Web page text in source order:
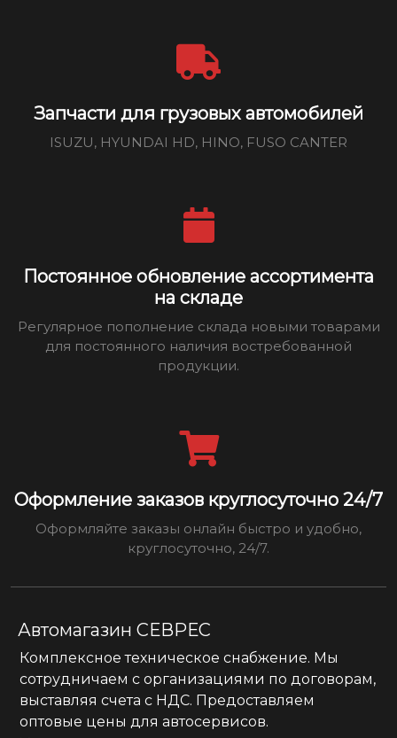
Запчасти для грузовых автомобилей
ISUZU, HYUNDAI HD, HINO, FUSO CANTER
Постоянное обновление ассортимента
на складе
Регулярное пополнение склада новыми товарами
для постоянного наличия востребованной
продукции.
Оформление заказов круглосуточно 24/7
Оформляйте заказы онлайн быстро и удобно,
круглосуточно, 24/7.
Автомагазин СЕВРЕС
Комплексное техническое снабжение. Мы
сотрудничаем с организациями по договорам,
выставляя счета с НДС. Предоставляем
оптовые цены для автосервисов.